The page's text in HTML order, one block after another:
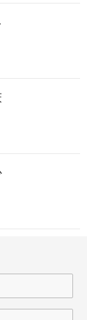
餐计划，保证
助产妇快速恢
异，大致在6万